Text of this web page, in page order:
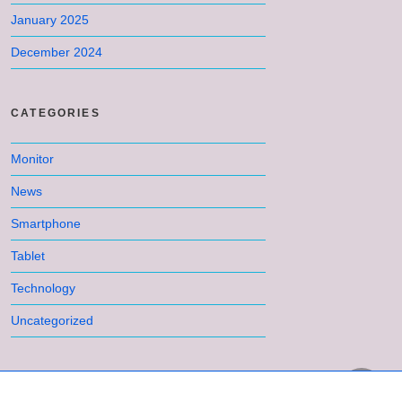
January 2025
December 2024
CATEGORIES
Monitor
News
Smartphone
Tablet
Technology
Uncategorized